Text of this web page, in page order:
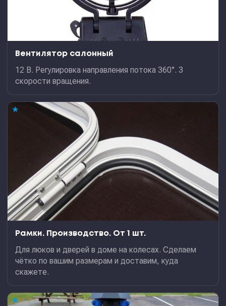
Вентилятор салонный
12 В. Регулировка направления потока 360°. 3
скорости вращения.
★
Рамки. Производство. От 1 шт.
Для люков и дверей в доме на колесах. Сделаем
чётко по вашим размерам и доставим, куда
скажете.
★